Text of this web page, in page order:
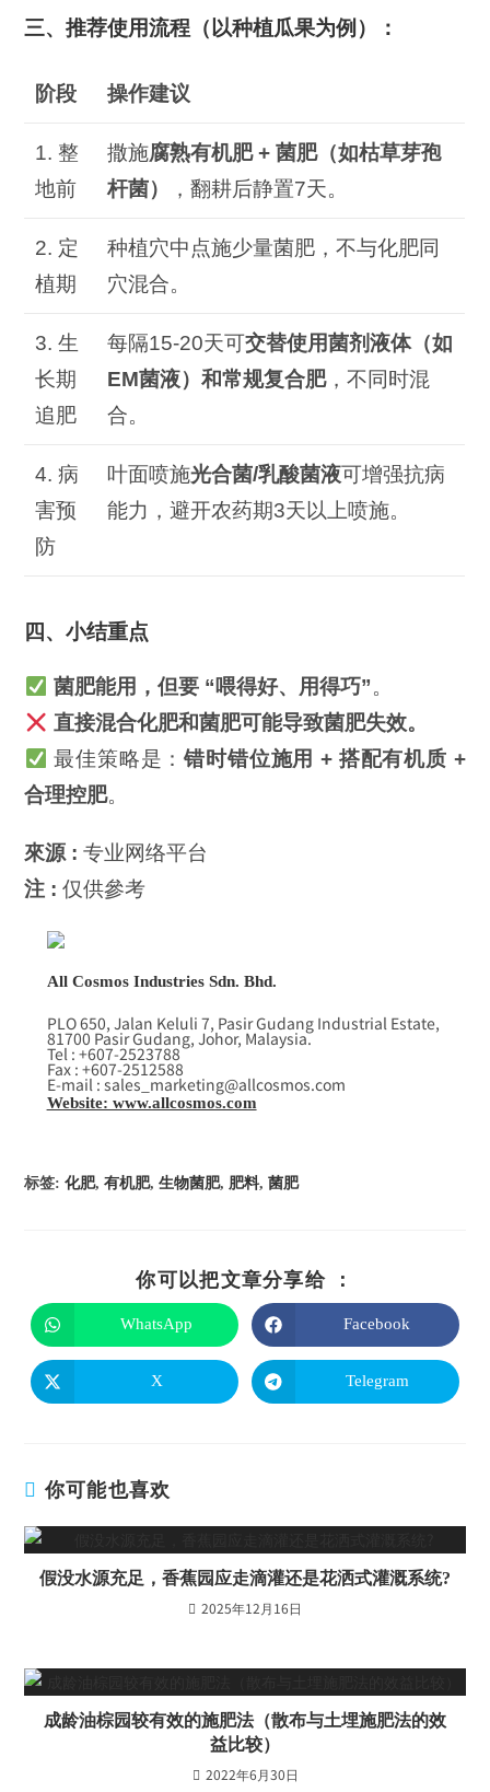
三、推荐使用流程（以种植瓜果为例）：
阶段 操作建议
1. 整
地前
撒施腐熟有机肥+菌肥（如枯草芽孢
杆菌）
，翻耕后静置7天。
2. 定
植期
种植穴中点施少量菌肥，不与化肥同
穴混合。
3. 生
长期
追肥
每隔15-20天可交替使用菌剂液体（如
EM菌液）和常规复合肥，不同时混
合。
4. 病
害预
防
叶面喷施光合菌/乳酸菌液可增强抗病
能力，避开农药期3天以上喷施。
四、小结重点
菌肥能用，但要 “喂得好、用得巧”。
直接混合化肥和菌肥可能导致菌肥失效。
最佳策略是：错时错位施用 + 搭配有机质 +
合理控肥。
來源 : 专业网络平台
注 : 仅供參考
All Cosmos Industries Sdn. Bhd.
PLO 650, Jalan Keluli 7, Pasir Gudang Industrial Estate,
81700 Pasir Gudang, Johor, Malaysia.
Tel : +607-2523788
Fax : +607-2512588
E-mail : sales_marketing@allcosmos.com
Website: www.allcosmos.com
标签:化肥, 有机肥, 生物菌肥, 肥料, 菌肥
你可以把文章分享给 ：
WhatsApp Facebook
X Telegram
你可能也喜欢
假没水源充足，香蕉园应走滴灌还是花洒式灌溉系统?
2025年12月16日
成龄油棕园较有效的施肥法（散布与土埋施肥法的效
益比较）
2022年6月30日